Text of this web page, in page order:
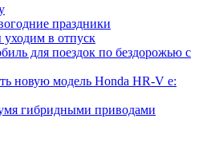
праздники
в отпуск
для поездок по бездорожью с
новую модель Honda HR-V e:
гибридными приводами